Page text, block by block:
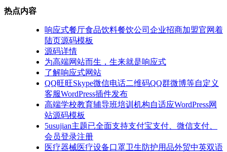
热点内容
响应式餐厅食品饮料餐饮公司企业招商加盟官网着
陆页源码模板
源码详情
为高端网站而生，生来就是响应式
了解响应式网站
QQ旺旺Skype微信电话二维码QQ群微博等自定义
客服WordPress插件发布
高端学校教育辅导班培训机构自适应WordPress网
站源码模板
5usujian主题已全面支持支付宝支付、微信支付、
会员登录注册
医疗器械医疗设备口罩卫生防护用品外贸中英双语